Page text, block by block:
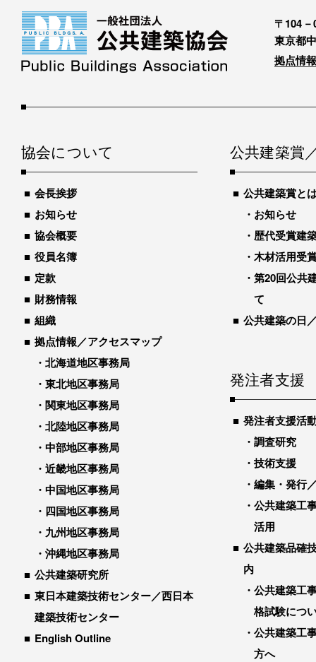
〒104－
東京都
拠点情
協会について
会長挨拶
お知らせ
協会概要
役員名簿
定款
財務情報
組織
拠点情報／アクセスマップ
北海道地区事務局
東北地区事務局
関東地区事務局
北陸地区事務局
中部地区事務局
近畿地区事務局
中国地区事務局
四国地区事務局
九州地区事務局
沖縄地区事務局
公共建築研究所
東日本建築技術センター／西日本
建築技術センター
English Outline
公共建築賞
公共建築賞と
お知らせ
歴代受賞建
木材活用受
第20回公共
て
公共建築の日
発注者支援
発注者支援活
調査研究
技術支援
編集・発行
公共建築工
活用
公共建築品確
内
公共建築工
格試験につ
公共建築工
方へ